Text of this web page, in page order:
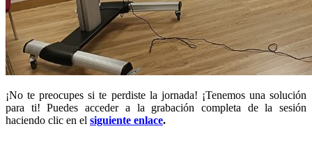
¡No te preocupes si te perdiste la jornada! ¡Tenemos una solución
para ti! Puedes acceder a la grabación completa de la sesión
haciendo clic en el siguiente enlace.